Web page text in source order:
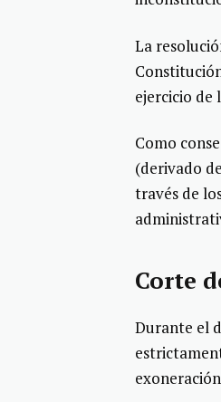
La
ejercicio de
Como
(derivado
través de
Corte
Durante el